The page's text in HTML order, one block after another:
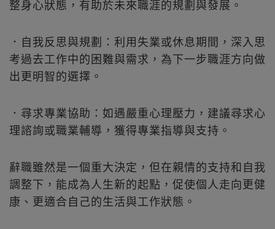
整身心狀態，有助於未來職涯的規劃與發展。
．自我反思與規劃：利用失業或休息期間，深入思
考過去工作中的困難與需求，為下一步職涯方向做
出更明智的選擇。
．尋求專業協助：如遇嚴重心理壓力，建議尋求心
理諮詢或職業輔導，獲得專業指導與支持。
辭職雖然是一個重大決定，但在親情的支持和自我
調整下，能成為人生新的起點，促使個人走向更健
康、更適合自己的生活與工作狀態。